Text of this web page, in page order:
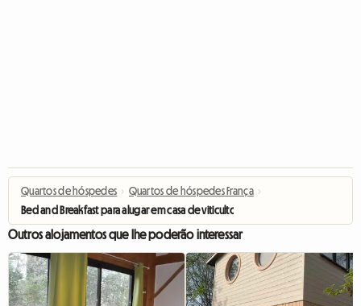
Quartos de hóspedes › Quartos de hóspedes França ›
Bed and Breakfast para alugar em casa de viticultor
Outros alojamentos que lhe poderão interessar